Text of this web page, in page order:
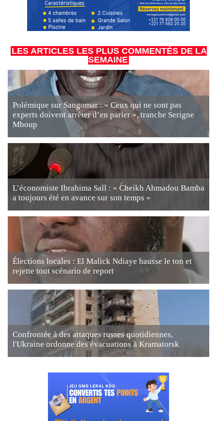
LES ARTICLES LES PLUS COMMENTÉS DE LA
SEMAINE
Polémique sur Sangomar : « Ceux qui ne sont pas
experts doivent arrêter d’en parler », tranche Serigne
Mboup
L’économiste Ibrahima Sall : « Cheikh Ahmadou Bamba
a toujours été en avance sur son temps »
Élections locales : El Malick Ndiaye hausse le ton et
rejette tout scénario de report
Confrontée à des attaques russes quotidiennes,
l'Ukraine ordonne des évacuations à Kramatorsk